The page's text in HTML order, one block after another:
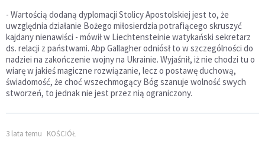
- Wartością dodaną dyplomacji Stolicy Apostolskiej jest to, że
uwzględnia działanie Bożego miłosierdzia potrafiącego skruszyć
kajdany nienawiści - mówił w Liechtensteinie watykański sekretarz
ds. relacji z państwami. Abp Gallagher odniósł to w szczególności do
nadziei na zakończenie wojny na Ukrainie. Wyjaśnił, iż nie chodzi tu o
wiarę w jakieś magiczne rozwiązanie, lecz o postawę duchową,
świadomość, że choć wszechmogący Bóg szanuje wolność swych
stworzeń, to jednak nie jest przez nią ograniczony.
3 lata temu KOŚCIÓŁ